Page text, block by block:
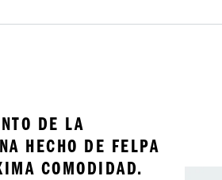
DE LA
HECHO DE FELPA
COMODIDAD.